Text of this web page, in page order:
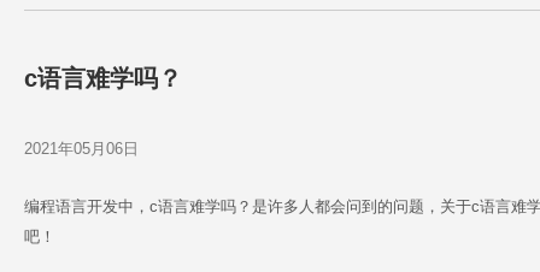
c语言难学吗？
2021年05月06日
编程语言开发中，c语言难学吗？是许多人都会问到的问题，关于c语言难
吧！